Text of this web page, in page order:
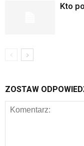
Kto
ZOSTAW